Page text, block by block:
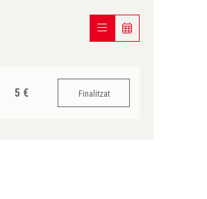
5 € Finalitzat